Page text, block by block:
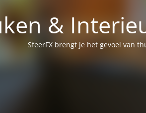
&
SfeerFX brengt je het gevoel van